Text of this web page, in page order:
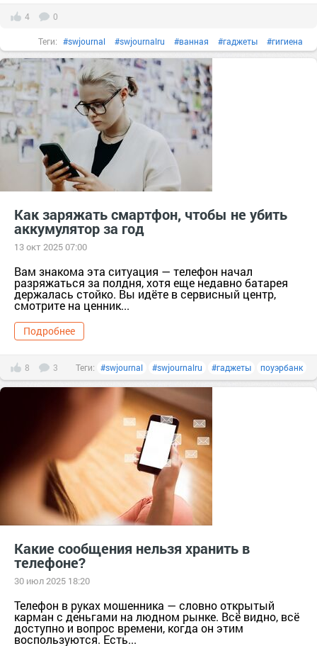
4 0
Теги: #swjournal #swjournalru #ванная #гаджеты #гигиена
#дизайн #душ #зеркало #квартира
#пароочиститель #сантехника
Как заряжать смартфон, чтобы не убить
аккумулятор за год
13 окт 2025 07:00
Вам знакома эта ситуация — телефон начал
разряжаться за полдня, хотя еще недавно батарея
держалась стойко. Вы идёте в сервисный центр,
смотрите на ценник...
Подробнее
8 3 Теги: #swjournal #swjournalru #гаджеты поуэрбанк
Какие сообщения нельзя хранить в
телефоне?
30 июл 2025 18:20
Телефон в руках мошенника — словно открытый
карман с деньгами на людном рынке. Всё видно, всё
доступно и вопрос времени, когда он этим
воспользуются. Есть...